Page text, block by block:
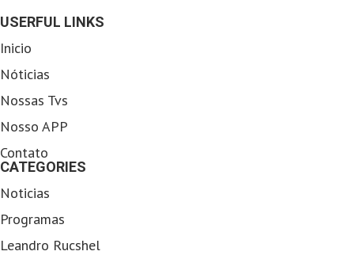
USERFUL LINKS
Inicio
Nóticias
Nossas Tvs
Nosso APP
Contato
CATEGORIES
Noticias
Programas
Leandro Rucshel